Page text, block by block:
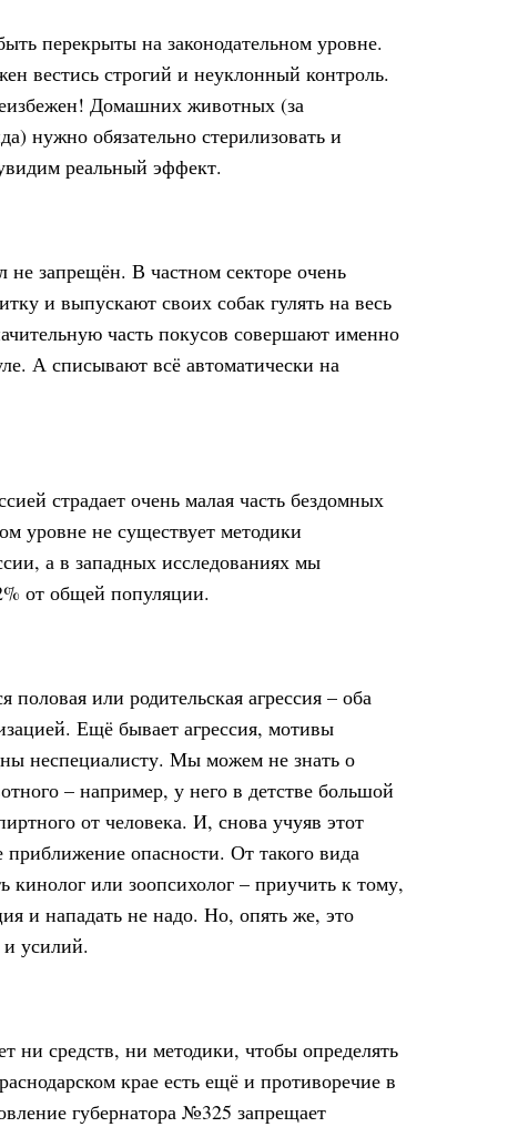
перекрыты на законодательном уровне.
вестись строгий и неуклонный контроль.
Домашних животных (за
нужно обязательно стерилизовать и
реальный эффект.
не запрещён. В частном секторе очень
и выпускают своих собак гулять на весь
часть покусов совершают именно
А списывают всё автоматически на
страдает очень малая часть бездомных
уровне не существует методики
а в западных исследованиях мы
от общей популяции.
половая или родительская агрессия – оба
Ещё бывает агрессия, мотивы
неспециалисту. Мы можем не знать о
– например, у него в детстве большой
от человека. И, снова учуяв этот
приближение опасности. От такого вида
кинолог или зоопсихолог – приучить к тому,
и нападать не надо. Но, опять же, это
и усилий.
ни средств, ни методики, чтобы определять
крае есть ещё и противоречие в
губернатора №325 запрещает